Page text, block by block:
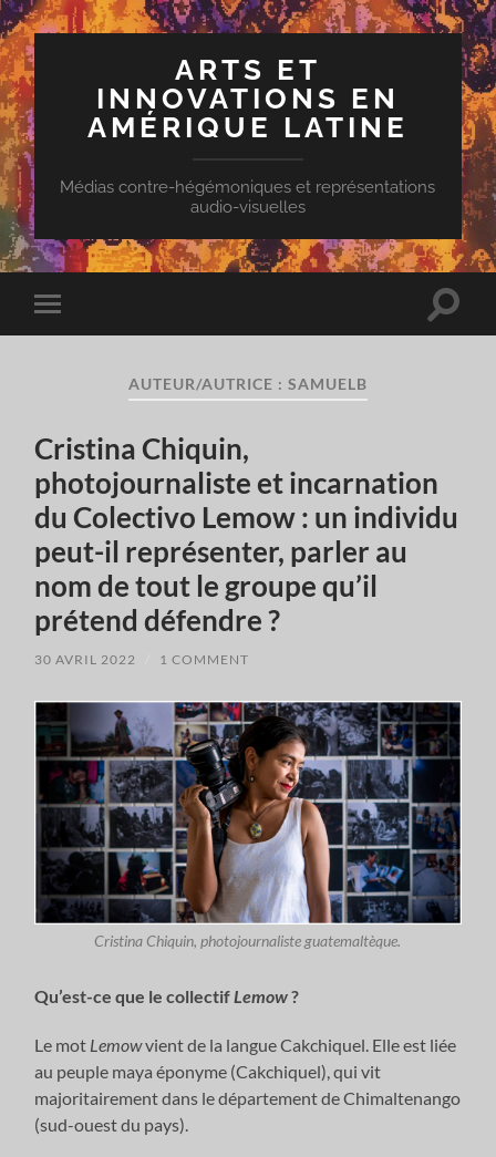
ARTS ET
INNOVATIONS EN
AMÉRIQUE LATINE
Médias contre-hégémoniques et représentations
audio-visuelles
Toggle
mobile
Toggle
AUTEUR/AUTRICE : SAMUELB
Cristina Chiquin,
photojournaliste et incarnation
du Colectivo Lemow : un individu
peut-il représenter, parler au
nom de tout le groupe qu’il
prétend défendre ?
30 AVRIL 2022 1 COMMENT
Cristina Chiquin, photojournaliste guatemaltèque.
Qu’est-ce que le collectifLemow?
Le mot Lemowvient de la langue Cakchiquel. Elle est liée
au peuple maya éponyme (Cakchiquel), qui vit
majoritairement dans le département de Chimaltenango
(sud-ouest du pays).